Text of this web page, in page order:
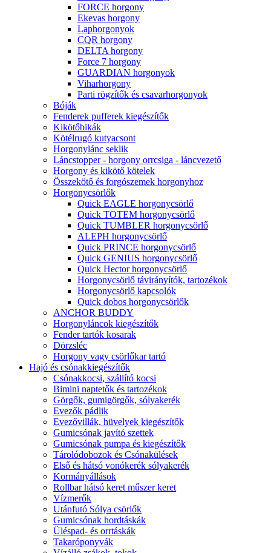
FORCE horgony
Ekevas horgony
Laphorgonyok
CQR horgony
DELTA horgony
Force 7 horgony
GUARDIAN horgonyok
Viharhorgony
Parti rögzítők és csavarhorgonyok
Bóják
Fenderek pufferek kiegészítők
Kikötőbikák
Kötélrugó kutyacsont
Horgonylánc seklik
Láncstopper - horgony orrcsiga - láncvezető
Horgony és kikötő kötelek
Összekötő és forgószemek horgonyhoz
Horgonycsörlők
Quick EAGLE horgonycsörlő
Quick TOTEM horgonycsörlő
Quick TUMBLER horgonycsörlő
ALEPH horgonycsörlő
Quick PRINCE horgonycsörlő
Quick GENIUS horgonycsörlő
Quick Hector horgonycsörlő
Horgonycsörlő távirányítók, tartozékok
Horgonycsörlő kapcsolók
Quick dobos horgonycsörlők
ANCHOR BUDDY
Horgonyláncok kiegészítők
Fender tartók kosarak
Dörzsléc
Horgony vagy csörlőkar tartó
Hajó és csónakkiegészítők
Csónakkocsi, szállító kocsi
Bimini naptetők és tartozékok
Görgők, gumigörgők, sólyakerék
Evezők pádlik
Evezővillák, hüvelyek kiegészítők
Gumicsónak javító szettek
Gumicsónak pumpa és kiegészítők
Tárolódobozok és Csónakülések
Első és hátsó vonókerék sólyakerék
Kormányállások
Rollbar hátsó keret műszer keret
Vízmerők
Utánfutó Sólya csörlők
Gumicsónak hordtáskák
Üléspad- és orrtáskák
Takaróponyvák